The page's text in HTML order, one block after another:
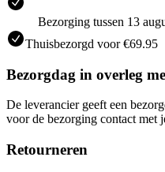
Bezorging tussen 13
Thuisbezorgd voor €69.95
Bezorgdag in overleg
De leverancier geeft een
voor de bezorging contact met
Retourneren